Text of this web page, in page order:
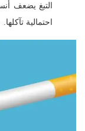
التبغ يضعف
احتمالية تآكلها.